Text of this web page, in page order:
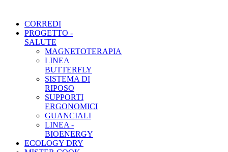
CORREDI
PROGETTO -
SALUTE
MAGNETOTERAPIA
LINEA
BUTTERFLY
SISTEMA DI
RIPOSO
SUPPORTI
ERGONOMICI
GUANCIALI
LINEA -
BIOENERGY
ECOLOGY DRY